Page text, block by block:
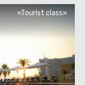
«Tourist class»